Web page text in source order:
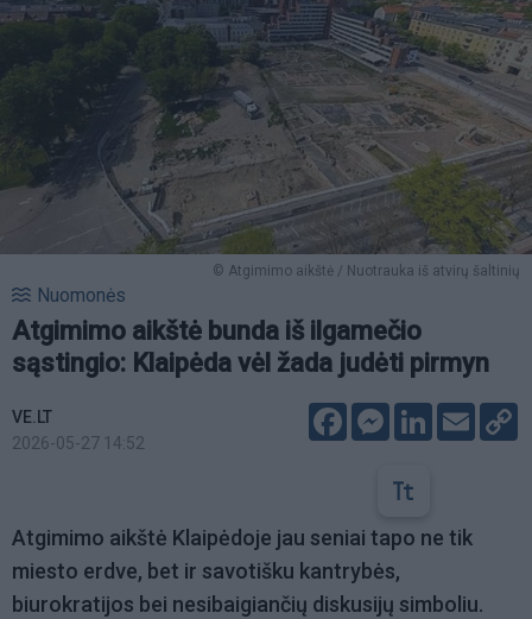
© Atgimimo aikštė / Nuotrauka iš atvirų šaltinių
Nuomonės
Atgimimo aikštė bunda iš ilgamečio
sąstingio: Klaipėda vėl žada judėti pirmyn
VE.LT
2026-05-27 14:52
FacebookMessenger
LinkedIn
Email
Atgimimo aikštė Klaipėdoje jau seniai tapo ne tik
miesto erdve, bet ir savotišku kantrybės,
biurokratijos bei nesibaigiančių diskusijų simboliu.